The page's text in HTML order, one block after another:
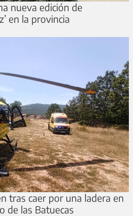
nueva edición de
en la provincia
tras caer por una ladera en
de las Batuecas